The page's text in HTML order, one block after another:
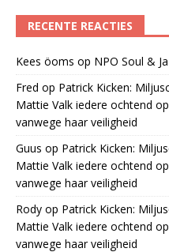
RECENTE REACTIES
Kees öoms op NPO Soul &
Fred op Patrick Kicken:
Mattie Valk iedere ochtend
vanwege haar veiligheid
Guus op Patrick Kicken:
Mattie Valk iedere ochtend
vanwege haar veiligheid
Rody op Patrick Kicken:
Mattie Valk iedere ochtend
vanwege haar veiligheid